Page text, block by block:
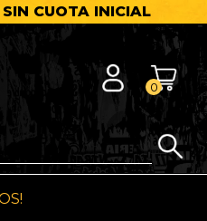
CUOTA INICIAL
0